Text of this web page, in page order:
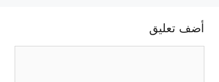
أضف تعليق